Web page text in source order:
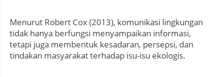
Menurut Robert Cox (2013), komunikasi lingkungan
tidak hanya berfungsi menyampaikan informasi,
tetapi juga membentuk kesadaran, persepsi, dan
tindakan masyarakat terhadap isu-isu ekologis.